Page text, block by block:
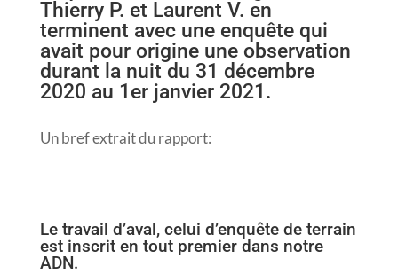
Thierry P. et Laurent V. en
terminent avec une enquête qui
avait pour origine une observation
durant la nuit du 31 décembre
2020 au 1er janvier 2021.
Un bref extrait du rapport:
Le travail d’aval, celui d’enquête de terrain
est inscrit en tout premier dans notre
ADN.